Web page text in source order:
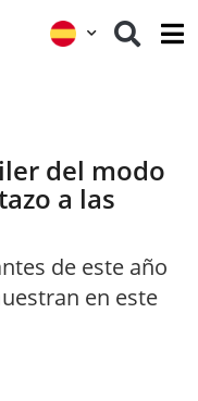
del modo
a las
de este año
en este